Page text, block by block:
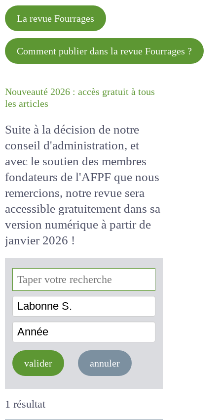
La revue Fourrages
Comment publier dans la revue
Nouveauté 2026 : accès gratuit à
Suite à la décision de notre
conseil d'administration, et
avec le soutien des membres
fondateurs de l'AFPF que nous
remercions, notre revue sera
accessiblegratuitementdans
sa version numérique
de janvier 2026 !
Labonne S.
valider annuler